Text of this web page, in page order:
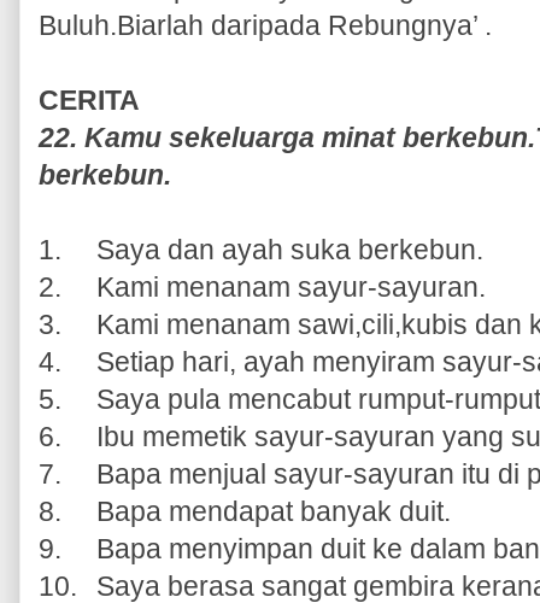
Buluh.Biarlah daripada Rebungnya’ .
CERITA
22. Kamu sekeluarga minat
berkebun.
1.
Saya dan ayah suka berkebun.
2.
Kami menanam sayur-sayuran.
3.
Kami menanam sawi,cili,kubis dan
4.
Setiap hari, ayah menyiram sayur-
5.
Saya pula mencabut rumput-
6.
Ibu memetik sayur-sayuran yang
7.
Bapa menjual sayur-sayuran itu di
8.
Bapa mendapat banyak duit.
9.
Bapa menyimpan duit ke dalam
10.
Saya berasa sangat gembira